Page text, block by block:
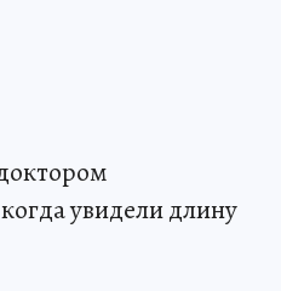
увидели длину